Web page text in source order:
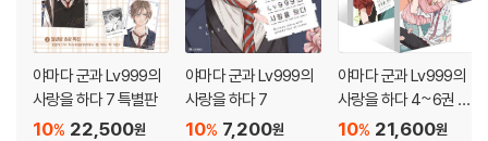
야마다 군과 Lv999의
사랑을 하다 7 특별판
22,500원
10%
야마다 군과 Lv999의
사랑을 하다 7
7,200원
10%
야마다 군과 Lv999의
사랑을 하다 4~6권 세
트
21,600원
10%